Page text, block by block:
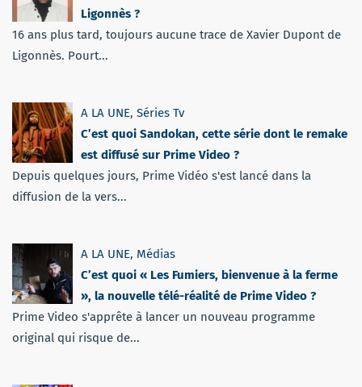
Ligonnès ?
16 ans plus tard, toujours aucune trace de Xavier Dupont de
Ligonnès. Pourt...
A LA UNE, Séries Tv
C’est quoi Sandokan, cette série dont le remake
est diffusé sur Prime Video ?
Depuis quelques jours, Prime Vidéo s'est lancé dans la
diffusion de la vers...
A LA UNE, Médias
C’est quoi « Les Fumiers, bienvenue à la ferme
», la nouvelle télé-réalité de Prime Video ?
Prime Video s'apprête à lancer un nouveau programme
original qui risque de...